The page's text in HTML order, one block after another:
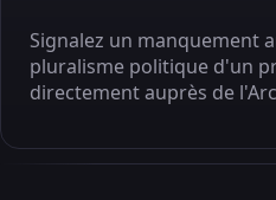
Signalez un manquement
pluralisme politique d'un
directement auprès de